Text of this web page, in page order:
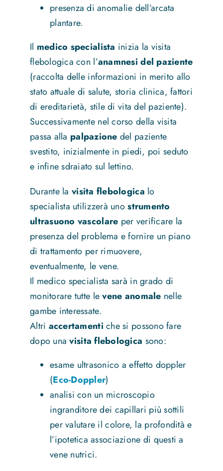
presenza di anomalie dell’arcata
plantare.
Il medico specialista inizia la visita
flebologica con l’anamnesi del paziente
(raccolta delle informazioni in merito allo
stato attuale di salute, storia clinica, fattori
di ereditarietà, stile di vita del paziente).
Successivamente nel corso della visita
passa alla palpazione del paziente
svestito, inizialmente in piedi, poi seduto
e infine sdraiato sul lettino.
Durante la visita flebologica lo
specialista utilizzerà unostrumento
ultrasuono vascolare per verificare la
presenza del problema e fornire un piano
di trattamento per rimuovere,
eventualmente, le vene.
Il medico specialista sarà in grado di
monitorare tutte levene anomale nelle
gambe interessate.
Altri accertamenti che si possono fare
dopo unavisita flebologica sono:
esame ultrasonico a effetto doppler
(Eco-Doppler)
analisi con un microscopio
ingranditore dei capillari più sottili
per valutare il colore, la profondità e
l’ipotetica associazione di questi a
vene nutrici.